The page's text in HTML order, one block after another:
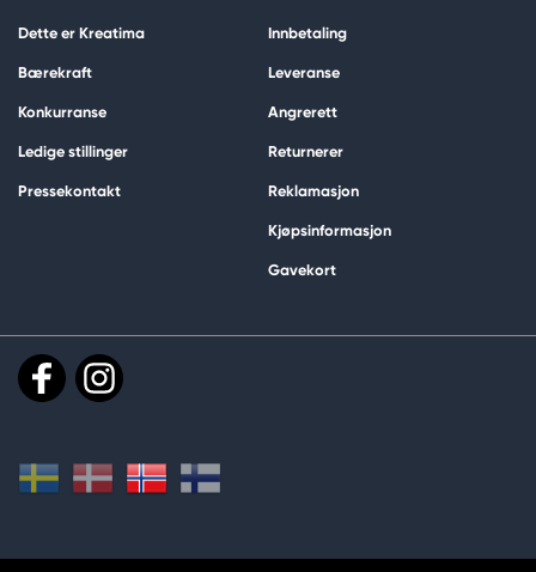
Dette er Kreatima
Bærekraft
Konkurranse
Ledige stillinger
Pressekontakt
Innbetaling
Leveranse
Angrerett
Returnerer
Reklamasjon
Kjøpsinformasjon
Gavekort